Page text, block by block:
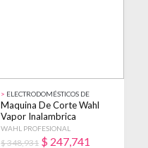
> ELECTRODOMÉSTICOS DE
BELLEZA
Maquina De Corte Wahl
Vapor Inalambrica
Profesional 5 Star Negro
WAHL PROFESIONAL
$ 348,931 $ 247,741